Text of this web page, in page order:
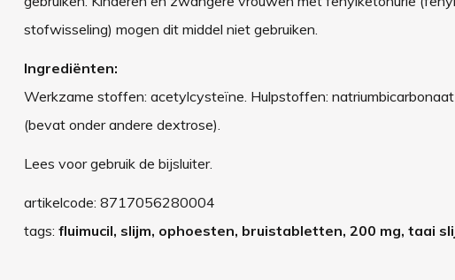
stofwisseling) mogen dit middel niet gebruiken.
Ingrediënten:
Werkzame stoffen: acetylcysteïne. Hulpstoffen:
(bevat onder andere dextrose).
Lees voor gebruik de bijsluiter.
artikelcode: 8717056280004
tags: fluimucil, slijm, ophoesten, bruistabletten, 200 mg, taai